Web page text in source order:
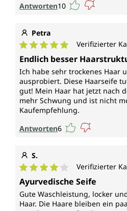
Antworten10
Petra
Durchschnittliche
Verifizierter
Endlich besser
Ich habe sehr trockenes Haar
ausprobiert. Diese Haarseife
gut! Mein Haar hat jetzt nach
mehr Schwung und ist nicht
Kaufempfehlung.
Antworten6
S.
Durchschnittliche
Verifizierter
Ayurvedische Seife
Gute Waschleistung, locker
Haar. Die Haare bleiben ein